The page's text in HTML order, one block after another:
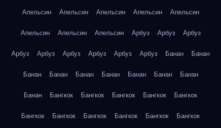
Апельсин Апельсин Апельсин Апельсин Апельсин
Апельсин Апельсин Апельсин Арбуз Арбуз Арбуз
Арбуз Арбуз Арбуз Арбуз Арбуз Арбуз Банан Банан
Банан Банан Банан Банан Банан Банан Банан
Банан Бангкок Бангкок Бангкок Бангкок Бангкок
Бангкок Бангкок Бангкок Бангкок Бангкок Бангкок